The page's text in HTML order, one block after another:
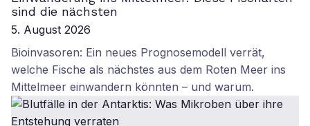
sind die nächsten
5. August 2026
Bioinvasoren: Ein neues Prognosemodell verrät,
welche Fische als nächstes aus dem Roten Meer ins
Mittelmeer einwandern könnten – und warum.